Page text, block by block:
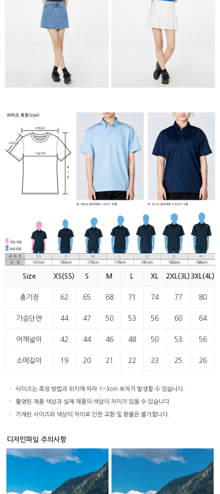
Size XS(SS) S M L XL 2XL(3L) 3XL(4L)
총기장 62 65 68 71 74 77 80
가슴단면 44 47 50 53 56 60 64
어깨넓이 42 44 46 48 50 53 56
소매길이 19 20 21 22 23 25 26
· 사이즈는 측정 방법과 위치에 따라 1~3cm 오차가 발생할 수 있습니다.
· 촬영된 제품 색상과 실제 제품의 색상이 차이가 있을 수 있습니다.
· 기재된 사이즈와 색상의 차이로 인한 교환 및 환불은 불가합니다.
디자인파일 주의사항